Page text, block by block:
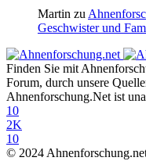
Martin zu
Geschwister und
Finden Sie mit
Forum, durch unsere
Ahnenforschung.Net ist
10
2K
10
© 2024